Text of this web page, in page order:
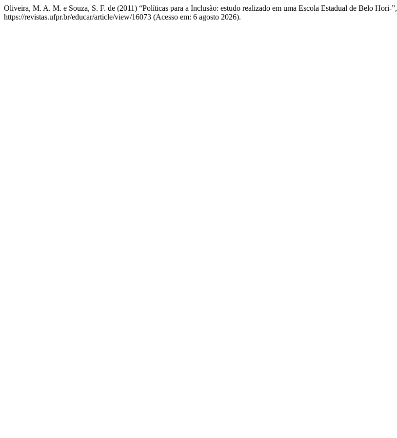
Oliveira, M. A. M. e Souza, S. F. de (2011) “Políticas para a Inclusão: estudo realizado em uma Escola Estadual de Belo Hori-”,
https://revistas.ufpr.br/educar/article/view/16073 (Acesso em: 6 agosto 2026).